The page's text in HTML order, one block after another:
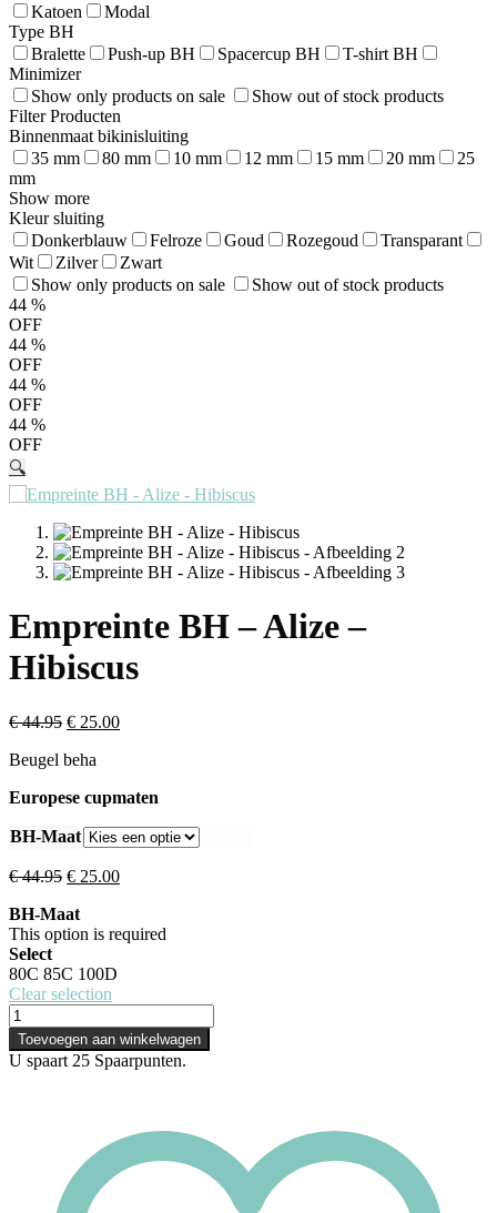
Katoen
Modal
Type BH
Bralette
Push-up BH Spacercup BH
T-shirt BH
Minimizer
Show only products on sale
Show out of stock products
Filter Producten
Binnenmaat bikinisluiting
35 mm
80 mm 10 mm 12 mm 15 mm 20 mm
25
mm
Show more
Kleur sluiting
Donkerblauw
Felroze Goud Rozegoud
Transparant
Wit
Zilver
Zwart
Show only products on sale
Show out of stock products
44 %
OFF
44 %
OFF
44 %
OFF
44 %
OFF
🔍
Empreinte BH – Alize –
Hibiscus
€44.95 € 25.00
Beugel beha
Europese cupmaten
BH-Maat
€44.95 € 25.00
BH-Maat
This option is required
Select
80C 85C 100D
Clear selection
Toevoegen aan winkelwagen
U spaart 25 Spaarpunten.